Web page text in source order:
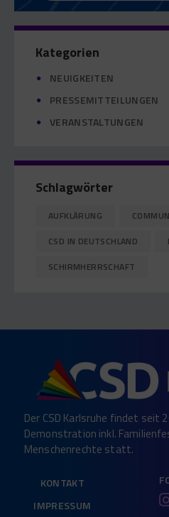
Kategorien
NEUIGKEITEN
PRESSEMITTEILUNGEN
VERANSTALTUNGEN
Schlagwörter
AUFKLÄRUNG
CSD IN DEUTSCHLAND
SCHIRMHERRSCHAFT
Der CSD Karlsruhe findet seit
Demonstration inkl.
Menschenrechte statt.
KONTAKT
IMPRESSUM